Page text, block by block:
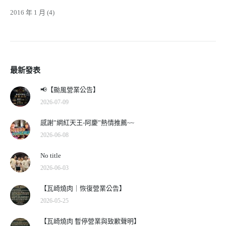
2016 年 1 月 (4)
最新發表
📢【颱風營業公告】
2026-07-09
感謝”網紅天王-阿慶”熱情推薦~~
2026-06-08
No title
2026-06-03
【瓦崎燒肉｜恢復營業公告】
2026-05-25
【瓦崎燒肉 暫停營業與致歉聲明】